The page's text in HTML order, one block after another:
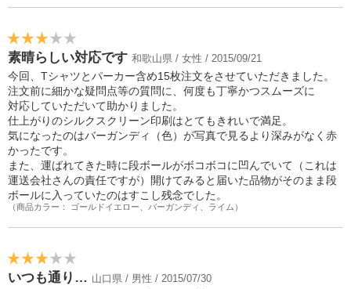
素晴らしい対応です 和歌山県 / 女性 / 2015/09/21
今回、Tシャツとパーカー含め15枚注文をさせていただきました。
注文前に細かな疑問点等の質問に、何度も丁寧かつスムーズに
対応していただいて助かりました。
仕上がりのシルクスクリーン印刷はとてもきれいで満足。
気になったのはバーガンディ（色）が写真で見るより深みがなく赤
かったです。
また、運ばれてきた時に段ボールがボコボコに凹んでいて（これは
運送会社さんの責任ですが）開けてみると届いた品物がそのまま段
ボールに入っていたのはすこし残念でした。
（商品カラー： ゴールドイエロー、バーガンディ、ライム）
いつも通り… 山口県 / 男性 / 2015/07/30